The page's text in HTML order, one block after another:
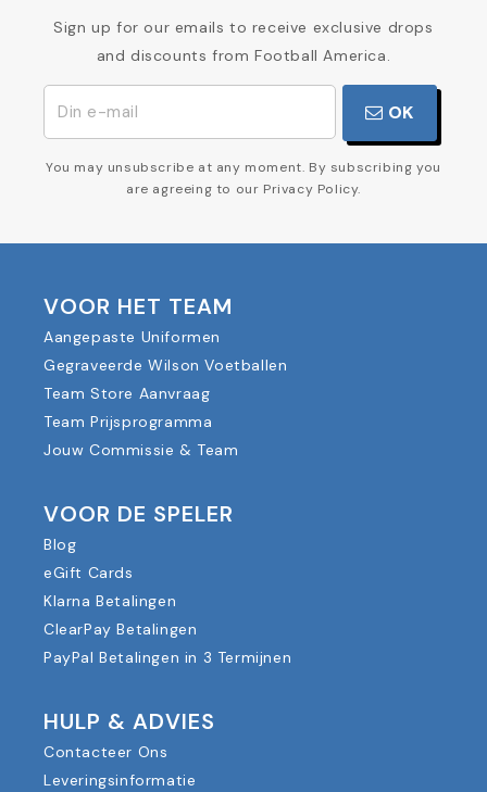
Sign up for our emails to receive exclusive drops
and discounts from Football America.
OK
You may unsubscribe at any moment. By subscribing you
are agreeing to our Privacy Policy.
VOOR HET TEAM
Aangepaste Uniformen
Gegraveerde Wilson Voetballen
Team Store Aanvraag
Team Prijsprogramma
Jouw Commissie & Team
VOOR DE SPELER
Blog
eGift Cards
Klarna Betalingen
ClearPay Betalingen
PayPal Betalingen in 3 Termijnen
HULP & ADVIES
Contacteer Ons
Leveringsinformatie